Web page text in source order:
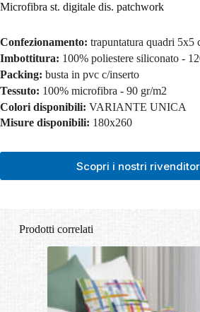
Microfibra st. digitale dis. patchwork
Confezionamento: trapuntatura quadri 5x5
Imbottitura: 100% poliestere siliconato -
Packing: busta in pvc c/inserto
Tessuto: 100% microfibra - 90 gr/m2
Colori disponibili: VARIANTE UNICA
Misure disponibili: 180x260
Scopri i nostri
Prodotti correlati